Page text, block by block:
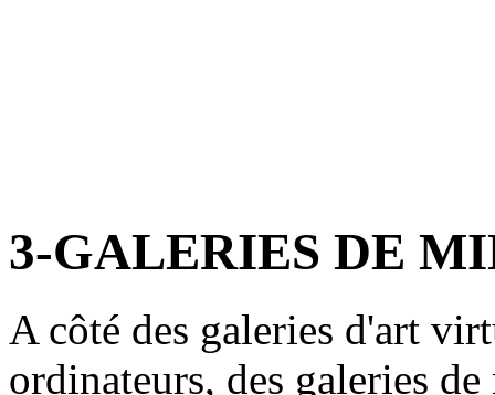
3-GALERIES DE
A côté des galeries d'art
ordinateurs, des galeries